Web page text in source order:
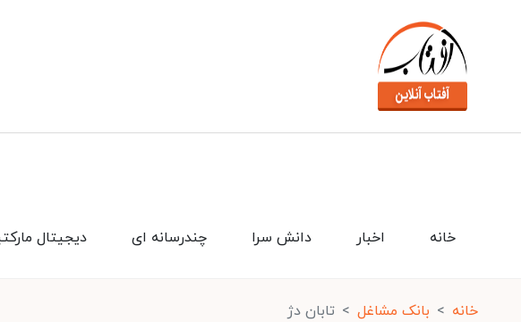
دیجیتال چندرسانه ای دانش سرا اخبار خانه
خانه بانک مشاغل تابان دژ